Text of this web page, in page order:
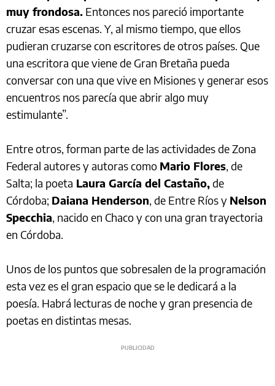
muy frondosa. Entonces nos pareció importante
cruzar esas escenas. Y, al mismo tiempo, que ellos
pudieran cruzarse con escritores de otros países. Que
una escritora que viene de Gran Bretaña pueda
conversar con una que vive en Misiones y generar esos
encuentros nos parecía que abrir algo muy
estimulante”.
Entre otros, forman parte de las actividades de Zona
Federal autores y autoras como Mario Flores, de
Salta; la poeta Laura García del Castaño,de
Córdoba; Daiana Henderson, de Entre Ríos y Nelson
Specchia, nacido en Chaco y con una gran trayectoria
en Córdoba.
Unos de los puntos que sobresalen de la programación
esta vez es el gran espacio que se le dedicará a la
poesía. Habrá lecturas de noche y gran presencia de
poetas en distintas mesas.